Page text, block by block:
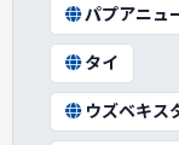
パプアニュ
タイ
ウズベキス